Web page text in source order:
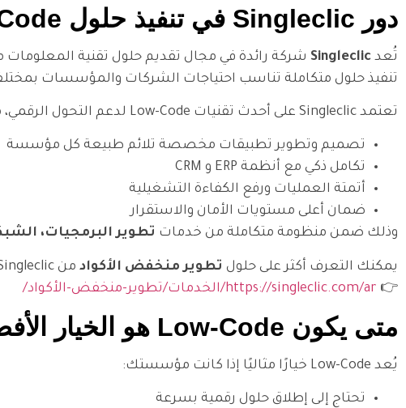
دور Singleclic في تنفيذ حلول Low-Code للمؤسسات
تُعد Singleclic
تنفيذ حلول متكاملة تناسب احتياجات الشركات والمؤسسات
تعتمد Singleclic على أحدث تقنيات Low-Code لدعم التحول الرقمي، من خلال:
تصميم وتطوير تطبيقات مخصصة تلائم طبيعة كل مؤسسة
تكامل ذكي مع أنظمة ERP و CRM
أتمتة العمليات ورفع الكفاءة التشغيلية
ضمان أعلى مستويات الأمان والاستقرار
وذلك ضمن منظومة متكاملة من خدمات تطوير البرمجيات،
يمكنك التعرف أكثر على حلول تطوير منخفض الأكواد من Singleclic من خلال هذه الصفحة:
👉 https://singleclic.com/ar/الخدمات/تطوير-منخفض-الأكواد/
متى يكون Low-Code هو الخيار الأفضل لمؤسستك؟
يُعد Low-Code خيارًا مثاليًا إذا كانت مؤسستك:
تحتاج إلى إطلاق حلول رقمية بسرعة